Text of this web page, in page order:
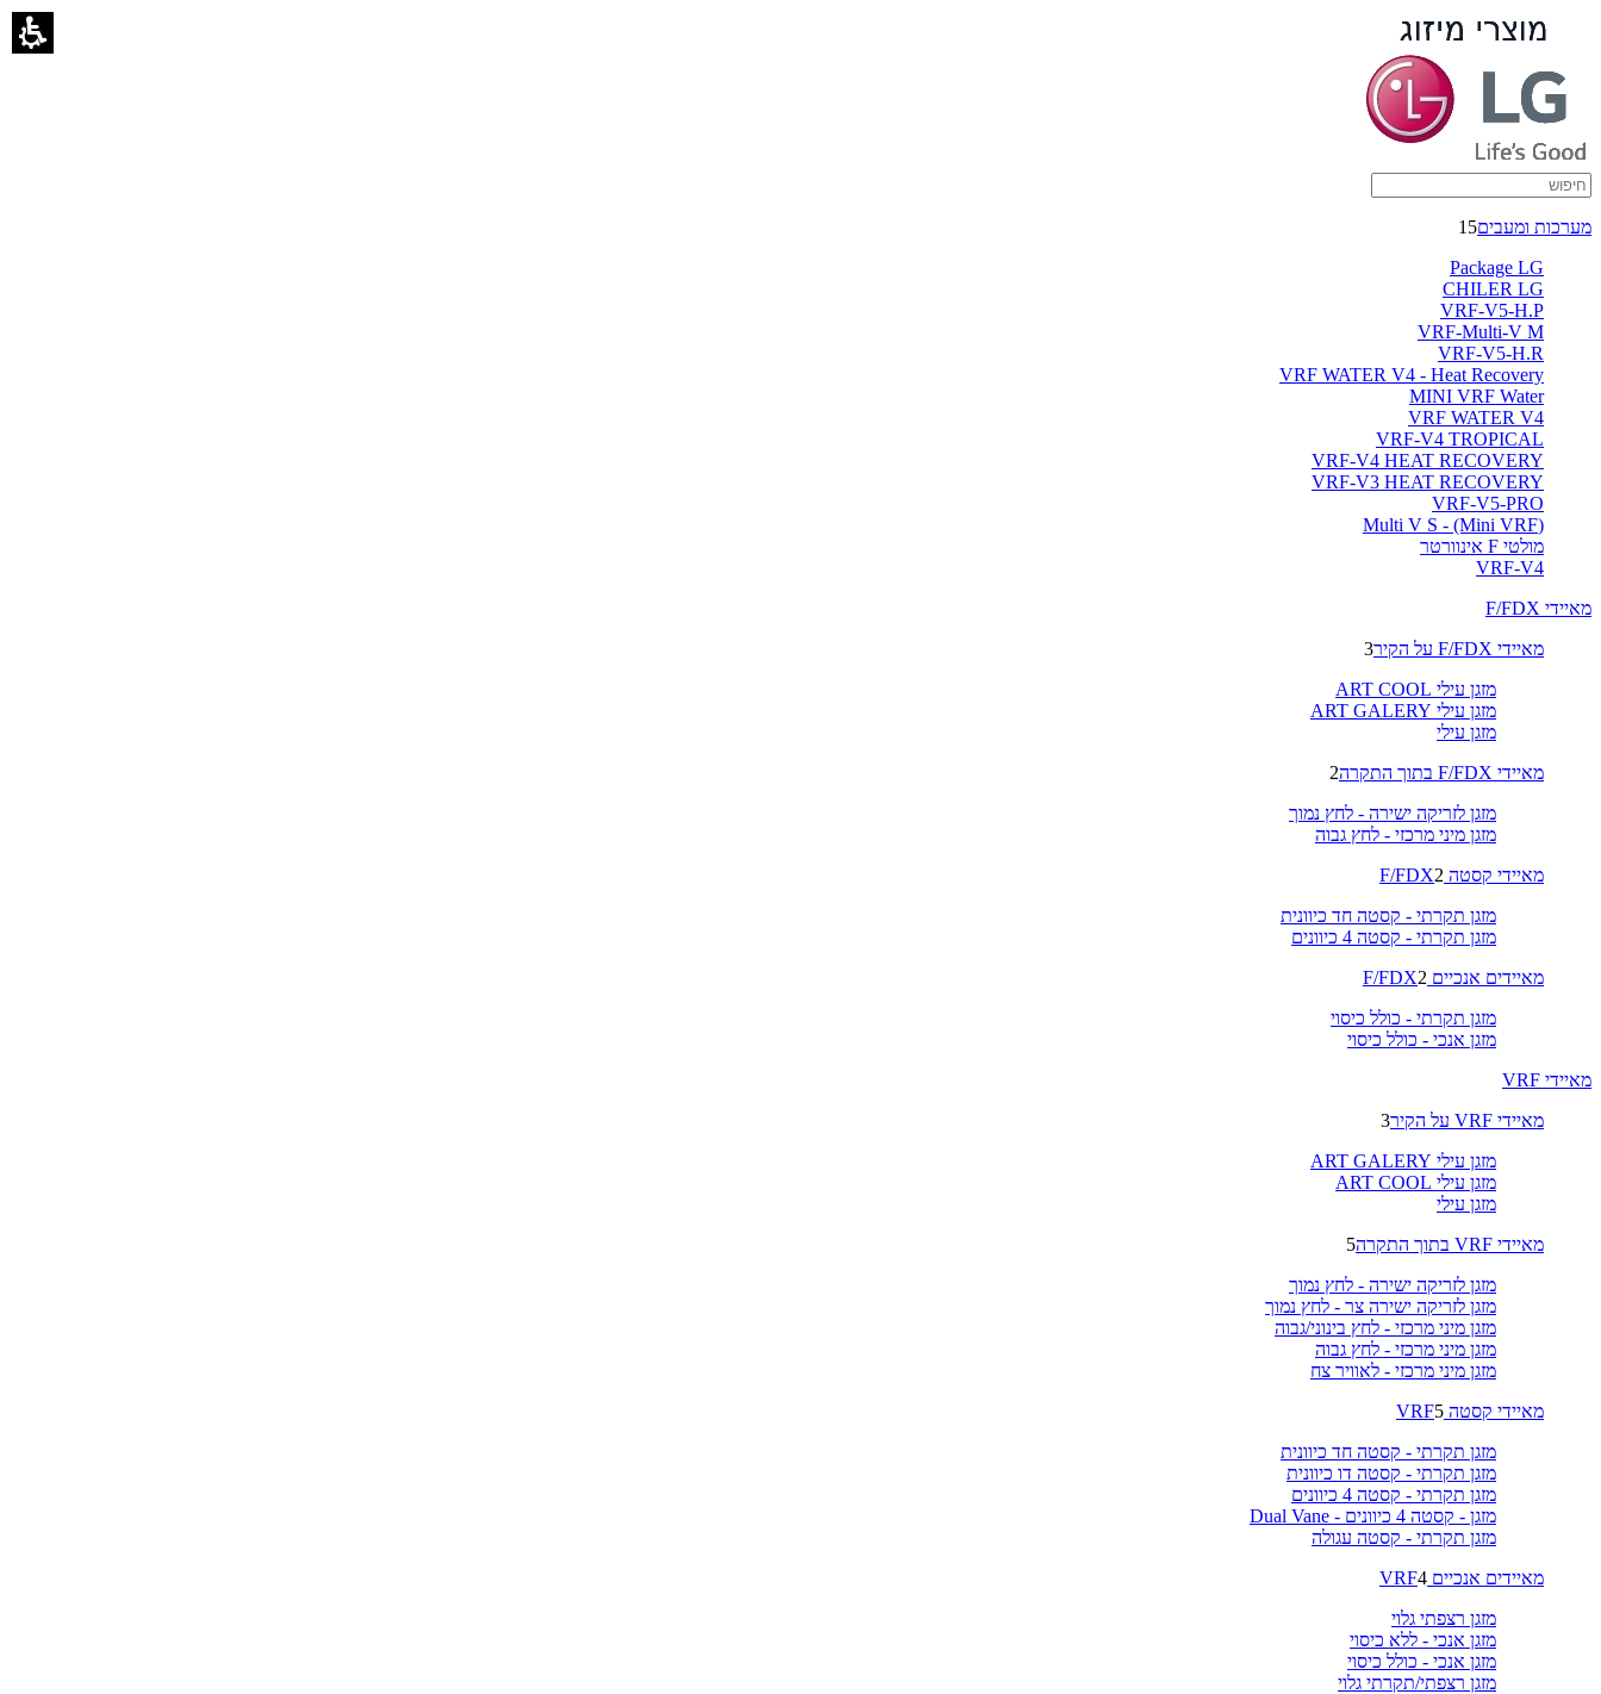
HRV
with
DX
-
ברימאג
מערכות
מערכות ומעבים15
Package LG
CHILER LG
VRF-V5-H.P
VRF-Multi-V M
VRF-V5-H.R
VRF WATER V4 - Heat Recovery
MINI VRF Water
VRF WATER V4
VRF-V4 TROPICAL
VRF-V4 HEAT RECOVERY
VRF-V3 HEAT RECOVERY
VRF-V5-PRO
(Multi V S - (Mini VRF
מולטי F אינוורטר
VRF-V4
מאיידי F/FDX
מאיידי F/FDX על הקיר
3
מזגן עילי ART COOL
מזגן עילי ART GALERY
מזגן עילי
מאיידי F/FDX בתוך התקרה
2
מזגן לזריקה ישירה - לחץ נמוך
מזגן מיני מרכזי - לחץ גבוה
מאיידי קסטה F/FDX 2
מזגן תקרתי - קסטה חד כיוונית
מזגן תקרתי - קסטה 4 כיוונים
מאיידים אנכיים F/FDX 2
מזגן תקרתי - כולל כיסוי
מזגן אנכי - כולל כיסוי
מאיידי VRF
מאיידי VRF על הקיר
3
מזגן עילי ART GALERY
מזגן עילי ART COOL
מזגן עילי
מאיידי VRF בתוך התקרה
5
מזגן לזריקה ישירה - לחץ נמוך
מזגן לזריקה ישירה צר - לחץ נמוך
מזגן מיני מרכזי - לחץ בינוני/גבוה
מזגן מיני מרכזי - לחץ גבוה
מזגן מיני מרכזי - לאוויר צח
מאיידי קסטה VRF 5
מזגן תקרתי - קסטה חד כיוונית
מזגן תקרתי - קסטה דו כיוונית
מזגן תקרתי - קסטה 4 כיוונים
מזגן - קסטה 4 כיוונים - Dual Vane
מזגן תקרתי - קסטה עגולה
מאיידים אנכיים VRF 4
מזגן רצפתי גלוי
מזגן אנכי - ללא כיסוי
מזגן אנכי - כולל כיסוי
מזגן רצפתי/תקרתי גלוי